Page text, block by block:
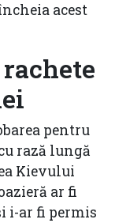
acest
pentru
rază lungă
Kievului
ar fi
i-ar fi permis